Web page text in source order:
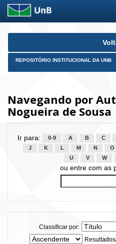
Skip
REPOSITÓRIO INSTITUCIONAL DA UNB
Navegando por
Nogueira de Sousa
Ir para: 0-9 A B C
J
K L M N O
U
V W
ou entre com as
Classificar por: